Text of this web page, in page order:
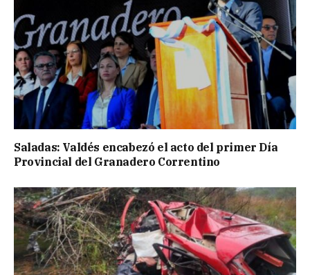
Saladas: Valdés encabezó el acto del primer Día
Provincial del Granadero Correntino